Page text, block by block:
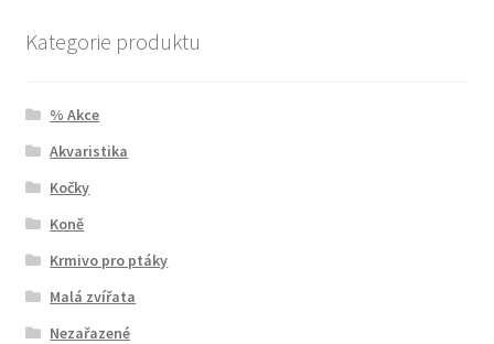
Kategorie produktu
% Akce
Akvaristika
Kočky
Koně
Krmivo pro ptáky
Malá zvířata
Nezařazené